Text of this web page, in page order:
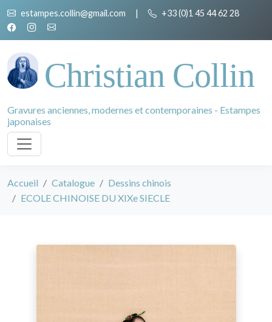
estampes.collin@gmail.com | +33 (0)1 45 44 62 28
Christian Collin
Gravures anciennes, modernes et contemporaines - Estampes
japonaises
Accueil Catalogue
Dessins chinois
ECOLE CHINOISE DU XIXe SIECLE